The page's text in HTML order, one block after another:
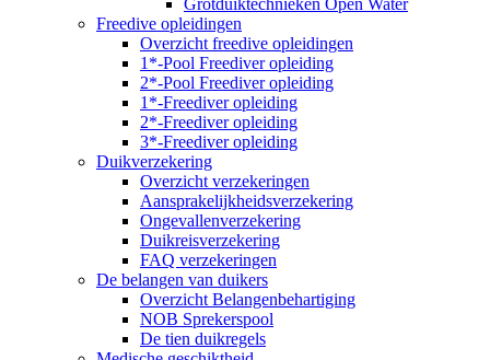
Grotduiktechnieken Open Water
Freedive opleidingen
Overzicht freedive opleidingen
1*-Pool Freediver opleiding
2*-Pool Freediver opleiding
1*-Freediver opleiding
2*-Freediver opleiding
3*-Freediver opleiding
Duikverzekering
Overzicht verzekeringen
Aansprakelijkheidsverzekering
Ongevallenverzekering
Duikreisverzekering
FAQ verzekeringen
De belangen van duikers
Overzicht Belangenbehartiging
NOB Sprekerspool
De tien duikregels